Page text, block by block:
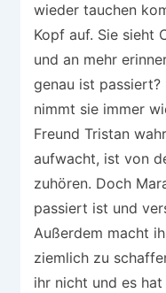
wieder tauchen
Kopf auf. Sie sieht
und an mehr
genau ist passiert?
nimmt sie immer
Freund Tristan
aufwacht, ist von
zuhören. Doch
passiert ist und
Außerdem macht
ziemlich zu
ihr nicht und es